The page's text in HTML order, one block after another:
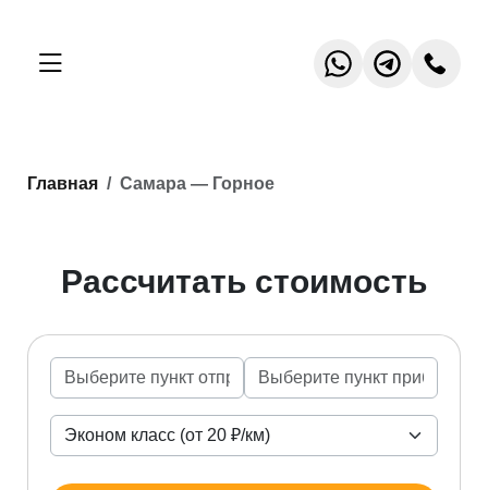
Главная Самара — Горное
Рассчитать стоимость